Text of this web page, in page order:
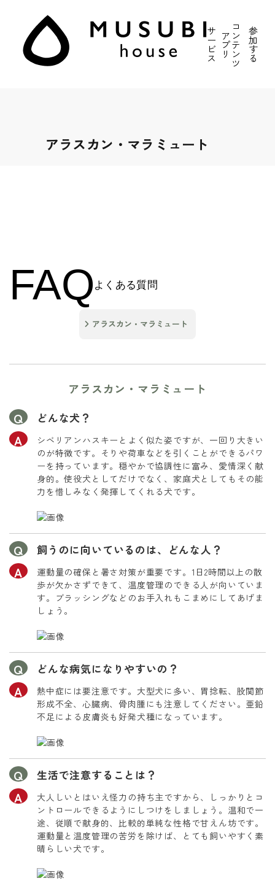
サ
ー
ビ
ス
ア
プ
リ
コ
ン
テ
ン
ツ
参
加
す
る
アラスカン・マラミュート
FAQ よくある質問
アラスカン・マラミュート
アラスカン・マラミュート
どんな犬？
シベリアンハスキーとよく似た姿ですが、一回り大きい
のが特徴です。そりや荷車などを引くことができるパワ
ーを持っています。穏やかで協調性に富み、愛情深く献
身的。使役犬としてだけでなく、家庭犬としてもその能
力を惜しみなく発揮してくれる犬です。
飼うのに向いているのは、どんな人？
運動量の確保と暑さ対策が重要です。1日2時間以上の散
歩が欠かさずできて、温度管理のできる人が向いていま
す。ブラッシングなどのお手入れもこまめにしてあげま
しょう。
どんな病気になりやすいの？
熱中症には要注意です。大型犬に多い、胃捻転、股関節
形成不全、心臓病、骨肉腫にも注意してください。亜鉛
不足による皮膚炎も好発犬種になっています。
生活で注意することは？
大人しいとはいえ怪力の持ち主ですから、しっかりとコ
ントロールできるようにしつけをしましょう。温和で一
途、従順で献身的、比較的単純な性格で甘えん坊です。
運動量と温度管理の苦労を除けば、とても飼いやすく素
晴らしい犬です。